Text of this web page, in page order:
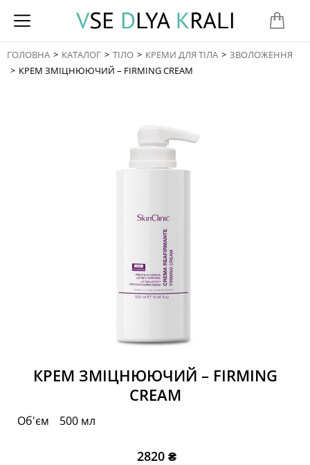
You are here:
ГОЛОВНА КАТАЛОГ ТІЛО КРЕМИ ДЛЯ ТІЛА
ЗВОЛОЖЕННЯ
КРЕМ ЗМІЦНЮЮЧИЙ – FIRMING CREAM
КРЕМ ЗМІЦНЮЮЧИЙ – FIRMING
CREAM
Об'єм 500 мл
2820 ₴